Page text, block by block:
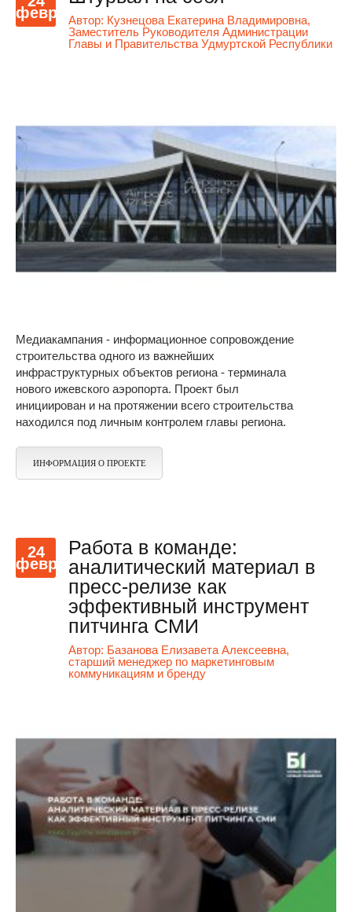
февр Автор: Кузнецова Екатерина Владимировна,
Заместитель Руководителя Администрации
Главы и Правительства Удмуртской Республики
Медиакампания - информационное сопровождение
строительства одного из важнейших
инфраструктурных объектов региона - терминала
нового ижевского аэропорта. Проект был
инициирован и на протяжении всего строительства
находился под личным контролем главы региона.
ИНФОРМАЦИЯ О ПРОЕКТЕ
24
февр
Работа в команде:
аналитический материал в
пресс-релизе как
эффективный инструмент
питчинга СМИ
Автор: Базанова Елизавета Алексеевна,
старший менеджер по маркетинговым
коммуникациям и бренду